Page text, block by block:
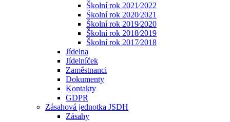
Školní rok 2021⁄2022
Školní rok 2020⁄2021
Školní rok 2019⁄2020
Školní rok 2018⁄2019
Školní rok 2017⁄2018
Jídelna
Jídelníček
Zaměstnanci
Dokumenty
Kontakty
GDPR
Zásahová jednotka JSDH
Zásahy